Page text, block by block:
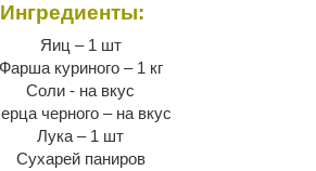
Ингредиенты:
Яиц – 1 шт
Фарша куриного – 1 кг
Соли - на вкус
черного – на вкус
Лука – 1 шт
Сухарей паниров